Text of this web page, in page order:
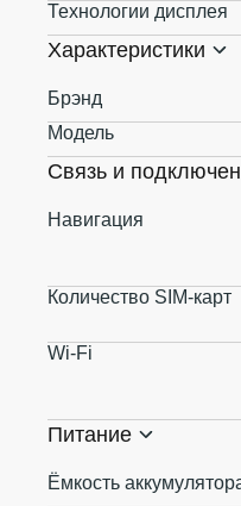
Технологии дисплея
Характеристики
Брэнд
Модель
Связь и
Навигация
Количество SIM-карт
Wi-Fi
Питание
Ёмкость